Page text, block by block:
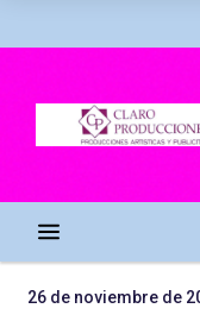
26 de noviembre de